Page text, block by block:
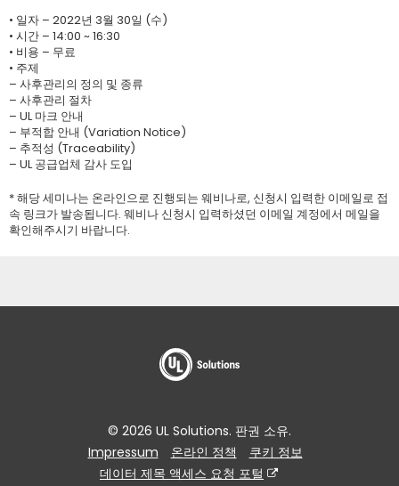
• 일자 – 2022년 3월 30일 (수)
• 시간 – 14:00 ~ 16:30
• 비용 – 무료
• 주제
– 사후관리의 정의 및 종류
– 사후관리 절차
– UL 마크 안내
– 부적합 안내 (Variation Notice)
– 추적성 (Traceability)
– UL 공급업체 감사 도입
* 해당 세미나는 온라인으로 진행되는 웨비나로, 신청시 입력한 이메일로 접
속 링크가 발송됩니다. 웨비나 신청시 입력하셨던 이메일 계정에서 메일을
확인해주시기 바랍니다.
© 2026 UL Solutions. 판권 소유.
Impressum
온라인 정책
쿠키 정보
데이터 제목 액세스 요청 포털